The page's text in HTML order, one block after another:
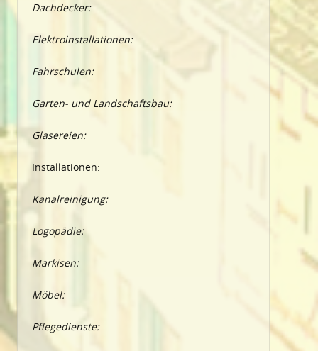
Dachdecker:
Elektroinstallationen:
Fahrschulen:
Garten- und Landschaftsbau:
Glasereien:
Installationen:
Kanalreinigung:
Logopädie:
Markisen:
Möbel:
Pflegedienste: